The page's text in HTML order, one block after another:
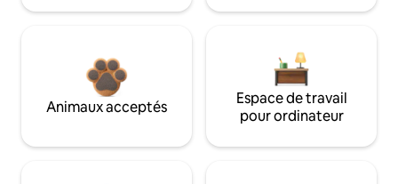
Animaux acceptés
Espace de travail
pour ordinateur